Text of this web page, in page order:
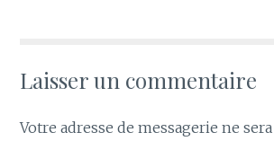
Laisser un commentaire
Votre adresse de messagerie ne